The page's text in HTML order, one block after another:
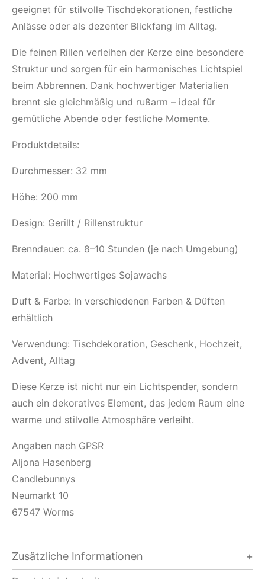
geeignet für stilvolle Tischdekorationen, festliche
Anlässe oder als dezenter Blickfang im Alltag.
Die feinen Rillen verleihen der Kerze eine besondere
Struktur und sorgen für ein harmonisches Lichtspiel
beim Abbrennen. Dank hochwertiger Materialien
brennt sie gleichmäßig und rußarm – ideal für
gemütliche Abende oder festliche Momente.
Produktdetails:
Durchmesser: 32 mm
Höhe: 200 mm
Design: Gerillt / Rillenstruktur
Brenndauer: ca. 8–10 Stunden (je nach Umgebung)
Material: Hochwertiges Sojawachs
Duft & Farbe: In verschiedenen Farben & Düften
erhältlich
Verwendung: Tischdekoration, Geschenk, Hochzeit,
Advent, Alltag
Diese Kerze ist nicht nur ein Lichtspender, sondern
auch ein dekoratives Element, das jedem Raum eine
warme und stilvolle Atmosphäre verleiht.
Angaben nach GPSR
Aljona Hasenberg
Candlebunnys
Neumarkt 10
67547 Worms
Zusätzliche Informationen